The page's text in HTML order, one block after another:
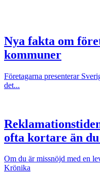
Nya fakta om
kommuner
Företagarna presenterar
det...
ofta kortare än
Om du är missnöjd med en
Krönika